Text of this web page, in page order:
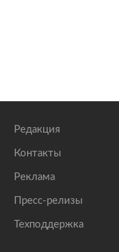
Редакция
Контакты
Реклама
Пресс-релизы
Техподдержка